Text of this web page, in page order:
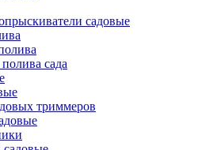
садовые
сада
триммеров